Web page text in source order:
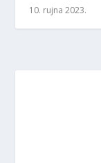
10. rujna 2023.